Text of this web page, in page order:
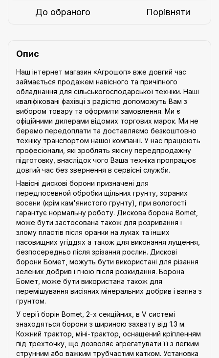
До обраного Порівняти
Опис
Наш інтернет магазин «Агрошоп» вже довгий час
займається продажем навісного та причіпного
обладнання для сільськогосподарської техніки. Наші
кваліфіковані фахівці з радістю допоможуть Вам з
вибором товару та оформити замовлення. Ми є
офіційними дилерами відомих торгових марок. Ми не
беремо передоплати та доставляємо безкоштовно
техніку транспортом нашої компанії. У нас працюють
професіонали, які зроблять якісну передпродажну
підготовку, внаслідок чого Ваша техніка пропрацює
довгий час без звернення в сервісні служби.
Навісні дискові борони призначені для
передпосевной обробки щільних грунту, зораних
восени (крім кам'янистого грунту), при вологості
гарантує нормальну роботу. Дискова борона Bomet,
може бути застосована також для розривання і
злому пластів після оранки на луках та інших
пасовищних угіддях а також для виконання лущення,
безпосередньо після зрізання рослин. Дискові
борони Бомет, можуть бути використані для різання
зелених добрив і гною після розкидання. Борона
Бомет, може бути використана також для
перемішування висіяних мінеральних добрив і вапна з
грунтом.
У серії борін Bomet, 2-х секційних, в V системі
знаходяться борони з шириною захвату від 1.3 м.
Кожний трактор, міні-трактор, оснащений кріпленням
під трехточку, що дозволяє агрегатувати її з легким
струнним або важким трубчастим катком. Установка